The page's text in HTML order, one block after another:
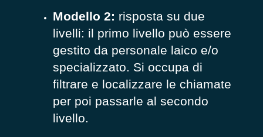
Modello 2: risposta su due
livelli: il primo livello può essere
gestito da personale laico e/o
specializzato. Si occupa di
filtrare e localizzare le chiamate
per poi passarle al secondo
livello.